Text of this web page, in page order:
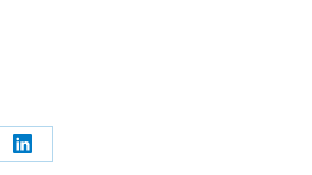
Share